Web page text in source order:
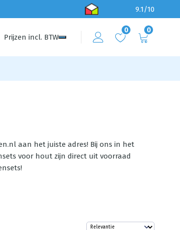
9.1/10
Prijzen incl. BTW
0 0
aan het juiste adres! Bij ons in het
voor hout zijn direct uit voorraad